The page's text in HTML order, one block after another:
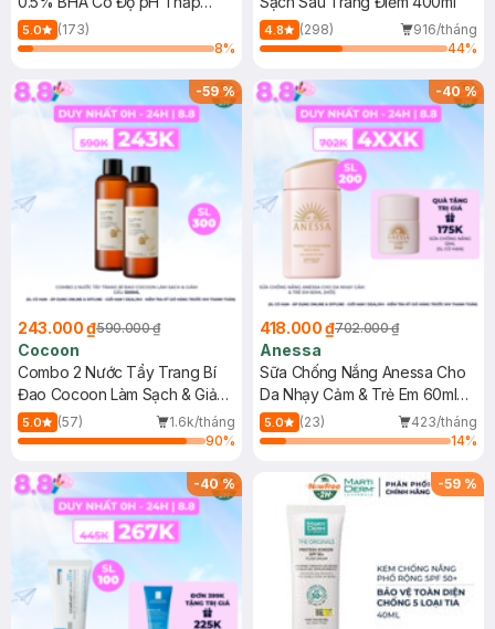
150ml
5.0
(173)
8%
4.8 (298)
916/tháng
44%
-59%
243.000 ₫590.000 ₫
Cocoon
Combo 2 Nước Tẩy Trang Bí
Đao Cocoon Làm Sạch & Giảm
Dầu 500ml
5.0 (57)
1.6k/tháng
90%
-40%
418.000 ₫702.000 ₫
Anessa
Sữa Chống Nắng Anessa Cho
Da Nhạy Cảm & Trẻ Em 60ml
(Mới)
5.0 (23)
423/tháng
14%
-40% -59 %